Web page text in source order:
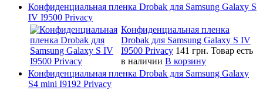
Конфиденциальная пленка Drobak для Samsung Galaxy S
IV I9500 Privacy
Конфиденциальная пленка
Drobak для Samsung Galaxy S IV
I9500 Privacy 141 грн. Товар есть
в наличии В корзину
Конфиденциальная пленка Drobak для Samsung Galaxy
S4 mini I9192 Privacy